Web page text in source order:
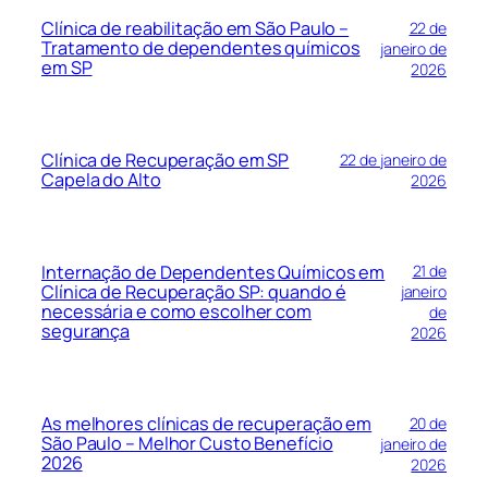
Clínica de reabilitação em São Paulo –
Tratamento de dependentes químicos
em SP
22 de
janeiro de
2026
Clínica de Recuperação em SP
Capela do Alto
22 de janeiro de
2026
Internação de Dependentes Químicos em
Clínica de Recuperação SP: quando é
necessária e como escolher com
segurança
21 de
janeiro
de
2026
As melhores clínicas de recuperação em
São Paulo – Melhor Custo Benefício
2026
20 de
janeiro de
2026